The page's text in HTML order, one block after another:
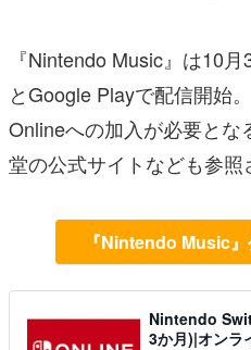
『Nintendo Music』は10
とGoogle Playで配信開始
Onlineへの加入が必要と
堂の公式サイトなども参照
『Nintendo Music
Nintendo
3か月)|オンラ